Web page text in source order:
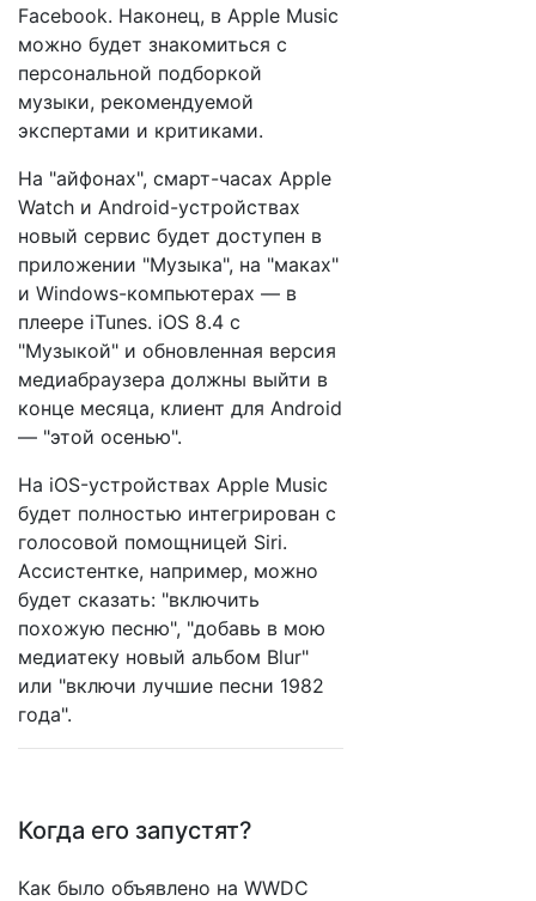
Facebook. Наконец, в Apple Music
можно будет знакомиться с
персональной подборкой
музыки, рекомендуемой
экспертами и критиками.
На "айфонах", смарт-часах Apple
Watch и Android-устройствах
новый сервис будет доступен в
приложении "Музыка", на "маках"
и Windows-компьютерах — в
плеере iTunes. iOS 8.4 с
"Музыкой" и обновленная версия
медиабраузера должны выйти в
конце месяца, клиент для Android
— "этой осенью".
На iOS-устройствах Apple Music
будет полностью интегрирован с
голосовой помощницей Siri.
Ассистентке, например, можно
будет сказать: "включить
похожую песню", "добавь в мою
медиатеку новый альбом Blur"
или "включи лучшие песни 1982
года".
Когда его запустят?
Как было объявлено на WWDC